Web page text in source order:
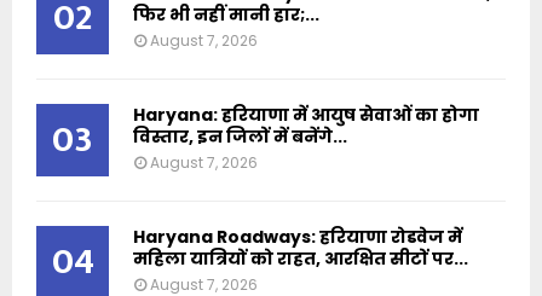
02
फिर भी नहीं मानी हार;...
August 7, 2026
03
Haryana: हरियाणा में आयुष सेवाओं का होगा
विस्तार, इन जिलों में बनेंगे...
August 7, 2026
04
Haryana Roadways: हरियाणा रोडवेज में
महिला यात्रियों को राहत, आरक्षित सीटों पर...
August 7, 2026